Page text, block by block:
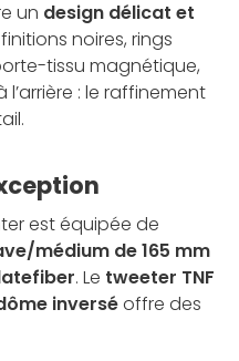
un design délicat et
noires, rings
tissu magnétique,
: le raffinement
est équipée de
médium de 165 mm
. Le tweeter TNF
inverséoffre des